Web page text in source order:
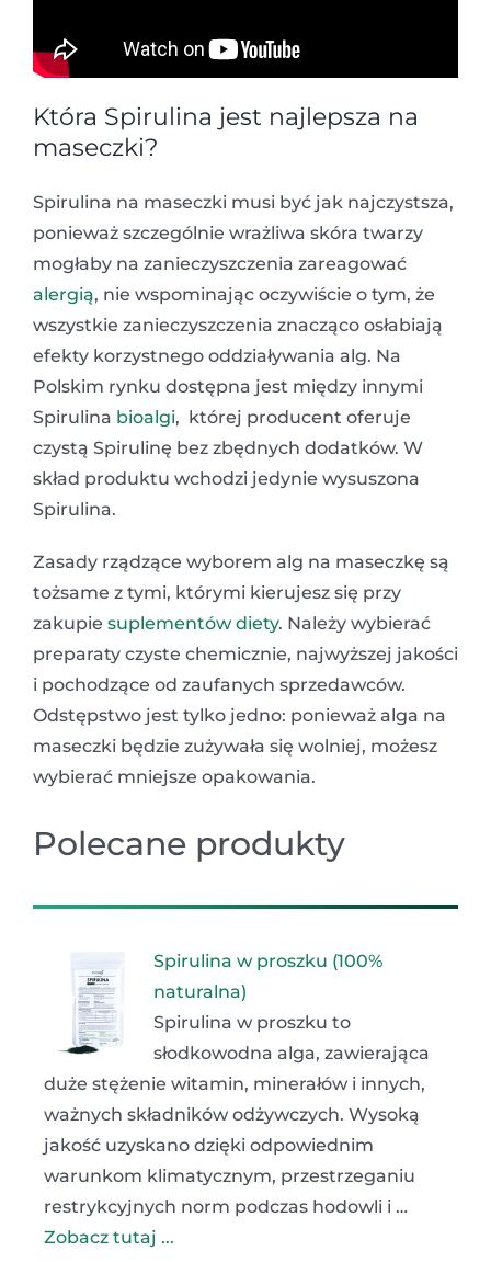
Która Spirulina jest najlepsza na
maseczki?
Spirulina na maseczki musi być jak najczystsza,
ponieważ szczególnie wrażliwa skóra twarzy
mogłaby na zanieczyszczenia zareagować
alergią, nie wspominając oczywiście o tym, że
wszystkie zanieczyszczenia znacząco osłabiają
efekty korzystnego oddziaływania alg. Na
Polskim rynku dostępna jest między innymi
Spirulina bioalgi, której producent oferuje
czystą Spirulinę bez zbędnych dodatków. W
skład produktu wchodzi jedynie wysuszona
Spirulina.
Zasady rządzące wyborem alg na maseczkę są
tożsame z tymi, którymi kierujesz się przy
zakupie suplementów diety. Należy wybierać
preparaty czyste chemicznie, najwyższej jakości
i pochodzące od zaufanych sprzedawców.
Odstępstwo jest tylko jedno: ponieważ alga na
maseczki będzie zużywała się wolniej, możesz
wybierać mniejsze opakowania.
Polecane produkty
Spirulina w proszku (100%
naturalna)
Spirulina w proszku to
słodkowodna alga, zawierająca
duże stężenie witamin, minerałów i innych,
ważnych składników odżywczych. Wysoką
jakość uzyskano dzięki odpowiednim
warunkom klimatycznym, przestrzeganiu
restrykcyjnych norm podczas hodowli i …
Zobacz tutaj ...